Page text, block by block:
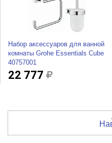
Набор аксессуаров для ванной
комнаты Grohe Essentials Cube
40757001
22 777